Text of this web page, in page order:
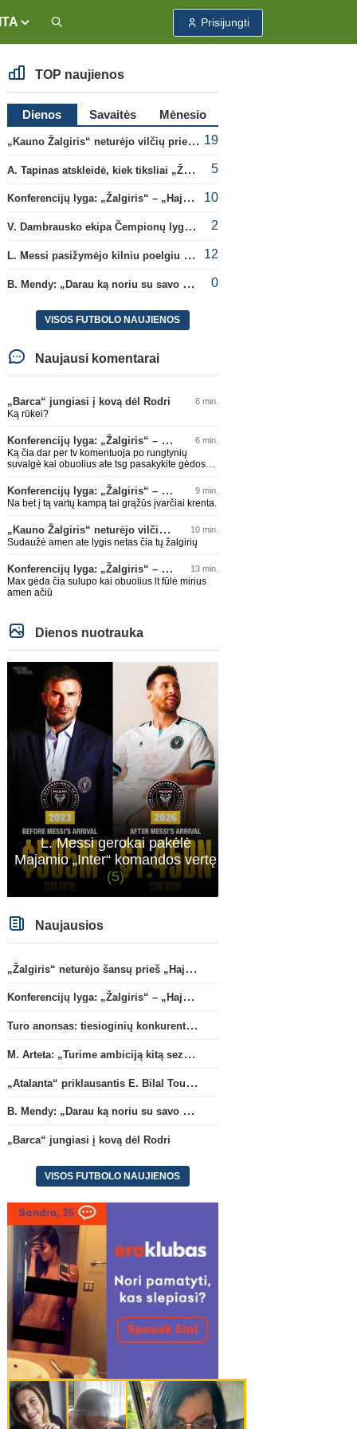
Prisijungti
TOP naujienos
Dienos Savaitės
Mėnesio
„Kauno Žalgiris“ neturėjo vilčių prieš „Dinamo“ 19
A. Tapinas atskleidė, kiek tiksliai „Žalgiris“ jau uždirbo iš UEFA premijų 5
Konferencijų lyga: „Žalgiris“ – „Hajduk“ (rungtynės tiesiogiai) 10
V. Dambrausko ekipa Čempionų lygos atrankoje patyrė skaudžią nesėkmę 2
L. Messi pasižymėjo kilniu poelgiu dėl kilusių gaisrų Madride 12
B. Mendy: „Darau ką noriu su savo pasaulio čempionato titulu“ 0
VISOS FUTBOLO NAUJIENOS
Naujausi komentarai
„Barca“ jungiasi į kovą dėl Rodri 6 min.
Ką rūkei?
Konferencijų lyga: „Žalgiris“ – „Hajduk“ (rungtynės tiesiogiai) 6 min.
Ką čia dar per tv komentuoja po rungtynių
suvalgė kai obuolius ate tsg pasakykite gėdos
Konferencijų lyga: „Žalgiris“ – „Hajduk“ (rungtynės tiesiogiai) 9 min.
Na bet į tą vartų kampą tai grąžūs įvarčiai krenta.
„Kauno Žalgiris“ neturėjo vilčių prieš „Dinamo“ 10 min.
Sudaužė amen ate lygis netas čia tų žalgirių
Konferencijų lyga: „Žalgiris“ – „Hajduk“ (rungtynės tiesiogiai) 13 min.
Max gėda čia sulupo kai obuolius lt fūlė mirius
amen ačiū
Dienos nuotrauka
L. Messi gerokai pakėlė
Majamio „Inter“ komandos vertę
(5)
Naujausios
„Žalgiris“ neturėjo šansų prieš „Hajduk“
Konferencijų lyga: „Žalgiris“ – „Hajduk“ (rungtynės tiesiogiai)
Turo anonsas: tiesioginių konkurentų dvikova Gargžduose
M. Arteta: „Turime ambiciją kitą sezoną kovoti dėl visų titulų“
„Atalanta“ priklausantis E. Bilal Toure karjerą tęs „Parma“ gretose
B. Mendy: „Darau ką noriu su savo pasaulio čempionato titulu“
„Barca“ jungiasi į kovą dėl Rodri
VISOS FUTBOLO NAUJIENOS